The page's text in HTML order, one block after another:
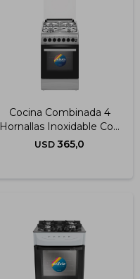
Cocina Combinada 4
Hornallas Inoxidable Con
Termocupla 50x60 Cm
USD 365,0